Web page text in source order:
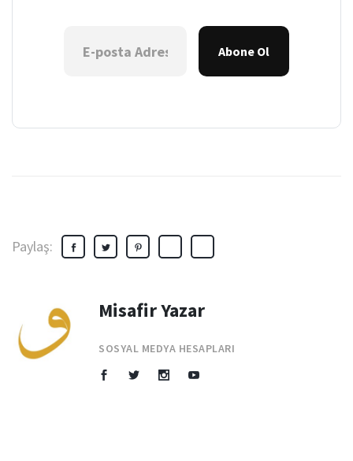
Abone Ol
Paylaş:
Misafir Yazar
SOSYAL MEDYA HESAPLARI